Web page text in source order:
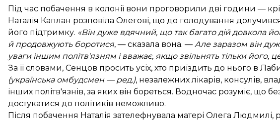
Під час побачення в колонії вони проговорили дві години —
Наталія Каплан розповіла Олегові, що до голодування
його підтримку. «Він дуже вдячний, що так багато дій довкола
й продовжують боротися, — сказала вона. — Але заразом він
уваги іншим політв'язням і вважає, якщо звільнять тільки його,
За її словами, Сенцов просить усіх, хто приїздить до нього в
(українська омбудсмен — ред.), незалежних лікарів, консулів,
інших політв'язнів, за яких він бореться. Водночас розуміє, що
достукатися до політиків неможливо.
Після побачення Наталія зателефнувала матері Олега Людмилі,